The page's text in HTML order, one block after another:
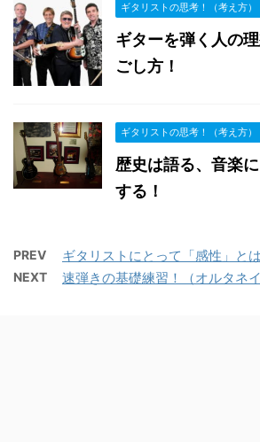
ギタリストの思考！（考え方）
ギターを弾く人の
ごし方！
ギタリストの思考！（考え方）
歴史は語る、音楽
する！
PREV ギタリストにとって「感性」と
NEXT 速弾きの基礎練習！（オルタネ